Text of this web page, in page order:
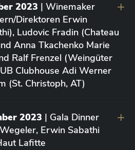
2023 | Winemaker
Direktoren Erwin
Ludovic Fradin (Chateau
Anna Tkachenko Marie
Ralf Frenzel (Weingüter
Clubhouse Adi Werner
(St. Christoph, AT)
2023 | Gala Dinner
Erwin Sabathi
Lafitte